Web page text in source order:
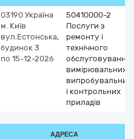
03190 Україна
м. Київ
вул.Естонська,
будинок 3
по 15-12-2026
50410000-2
Послуги з
ремонту і
технічного
обслуговування
вимірювальних,
випробувальних
і контрольних
приладів
АДРЕСА